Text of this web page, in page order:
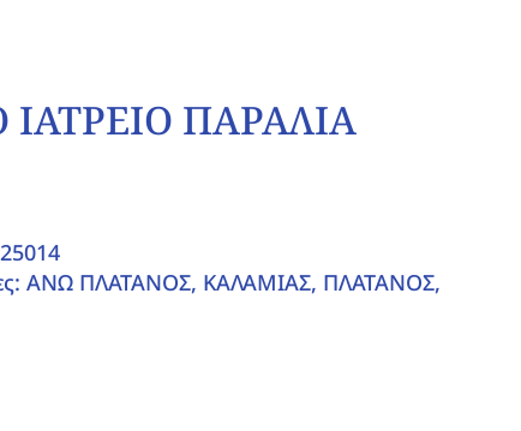
ΠΑΡΑΛΙΑ
ΑΝΩ ΠΛΑΤΑΝΟΣ, ΚΑΛΑΜΙΑΣ, ΠΛΑΤΑΝΟΣ,